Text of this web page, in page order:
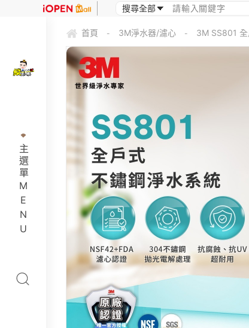
主選單MENU
首頁 - 3M淨水器/濾心 - 3M SS801